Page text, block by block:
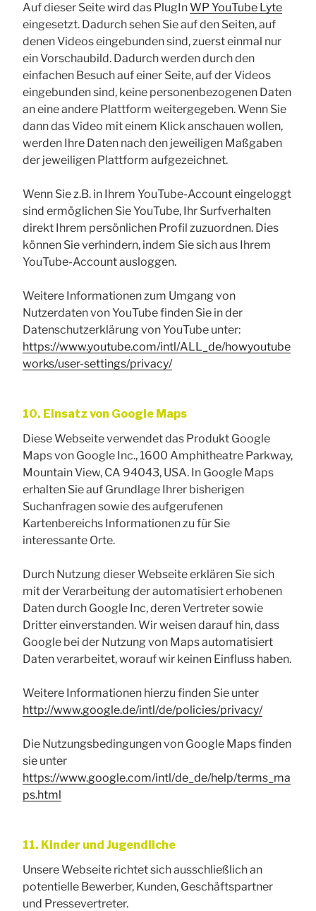
Auf dieser Seite wird das PlugInWP YouTube Lyte
eingesetzt. Dadurch sehen Sie auf den Seiten, auf
denen Videos eingebunden sind, zuerst einmal nur
ein Vorschaubild. Dadurch werden durch den
einfachen Besuch auf einer Seite, auf der Videos
eingebunden sind, keine personenbezogenen Daten
an eine andere Plattform weitergegeben. Wenn Sie
dann das Video mit einem Klick anschauen wollen,
werden Ihre Daten nach den jeweiligen Maßgaben
der jeweiligen Plattform aufgezeichnet.
Wenn Sie z.B. in Ihrem YouTube-Account eingeloggt
sind ermöglichen Sie YouTube, Ihr Surfverhalten
direkt Ihrem persönlichen Profil zuzuordnen. Dies
können Sie verhindern, indem Sie sich aus Ihrem
YouTube-Account ausloggen.
Weitere Informationen zum Umgang von
Nutzerdaten von YouTube finden Sie in der
Datenschutzerklärung von YouTube unter:
https://www.youtube.com/intl/ALL_de/howyoutube
works/user-settings/privacy/
10. Einsatz von Google Maps
Diese Webseite verwendet das Produkt Google
Maps von Google Inc., 1600 Amphitheatre Parkway,
Mountain View, CA 94043, USA. In Google Maps
erhalten Sie auf Grundlage Ihrer bisherigen
Suchanfragen sowie des aufgerufenen
Kartenbereichs Informationen zu für Sie
interessante Orte.
Durch Nutzung dieser Webseite erklären Sie sich
mit der Verarbeitung der automatisiert erhobenen
Daten durch Google Inc, deren Vertreter sowie
Dritter einverstanden. Wir weisen darauf hin, dass
Google bei der Nutzung von Maps automatisiert
Daten verarbeitet, worauf wir keinen Einfluss haben.
Weitere Informationen hierzu finden Sie unter
http://www.google.de/intl/de/policies/privacy/
Die Nutzungsbedingungen von Google Maps finden
sie unter
https://www.google.com/intl/de_de/help/terms_ma
ps.html
11. Kinder und Jugendliche
Unsere Webseite richtet sich ausschließlich an
potentielle Bewerber, Kunden, Geschäftspartner
und Pressevertreter.